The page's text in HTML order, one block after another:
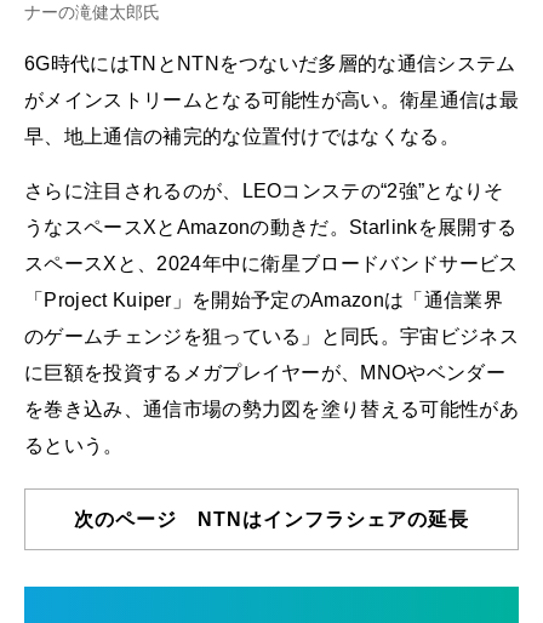
ナーの滝健太郎氏
6G時代にはTNとNTNをつないだ多層的な通信システム
がメインストリームとなる可能性が高い。衛星通信は最
早、地上通信の補完的な位置付けではなくなる。
さらに注目されるのが、LEOコンステの“2強”となりそ
うなスペースXとAmazonの動きだ。Starlinkを展開する
スペースXと、2024年中に衛星ブロードバンドサービス
「Project Kuiper」を開始予定のAmazonは「通信業界
のゲームチェンジを狙っている」と同氏。宇宙ビジネス
に巨額を投資するメガプレイヤーが、MNOやベンダー
を巻き込み、通信市場の勢力図を塗り替える可能性があ
るという。
次のページ NTNはインフラシェアの延長